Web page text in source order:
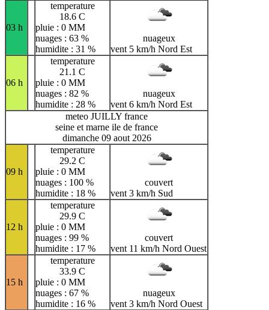
03 h
temperature
18.6 C
pluie : 0 MM
nuages : 63 %
humidite : 31 %
nuageux
vent 5 km/h Nord Est
06 h
temperature
21.1 C
pluie : 0 MM
nuages : 82 %
humidite : 28 %
nuageux
vent 6 km/h Nord Est
meteo JUILLY france
seine et marne ile de france
dimanche 09 aout 2026
09 h
temperature
29.2 C
pluie : 0 MM
nuages : 100 %
humidite : 18 %
couvert
vent 3 km/h Sud
12 h
temperature
29.9 C
pluie : 0 MM
nuages : 99 %
humidite : 17 %
couvert
vent 11 km/h Nord Ouest
15 h
temperature
33.9 C
pluie : 0 MM
nuages : 67 %
humidite : 16 %
nuageux
vent 3 km/h Nord Ouest